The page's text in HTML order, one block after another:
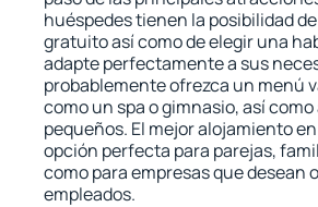
huéspedes tienen la posibilidad
gratuito así como de elegir una
adapte perfectamente a sus
probablemente ofrezca un menú
como un spa o gimnasio, así
pequeños. El mejor alojamiento
opción perfecta para parejas,
como para empresas que desean
empleados.